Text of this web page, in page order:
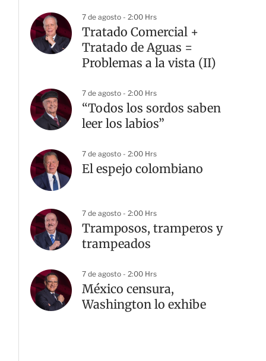
7 de agosto - 2:00 Hrs
Tratado Comercial +
Tratado de Aguas =
Problemas a la vista (II)
7 de agosto - 2:00 Hrs
“Todos los sordos saben
leer los labios”
7 de agosto - 2:00 Hrs
El espejo colombiano
7 de agosto - 2:00 Hrs
Tramposos, tramperos y
trampeados
7 de agosto - 2:00 Hrs
México censura,
Washington lo exhibe